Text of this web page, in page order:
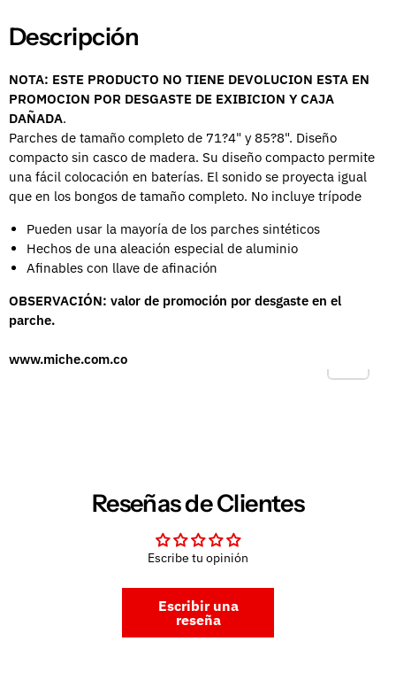
Descripción
NOTA: ESTE PRODUCTO NO TIENE DEVOLUCION ESTA EN
PROMOCION POR DESGASTE DE EXIBICION Y CAJA
DAÑADA.
Parches de tamaño completo de 71?4" y 85?8". Diseño
compacto sin casco de madera. Su diseño compacto permite
una fácil colocación en baterías. El sonido se proyecta igual
que en los bongos de tamaño completo. No incluye trípode
Pueden usar la mayoría de los parches sintéticos
Hechos de una aleación especial de aluminio
Afinables con llave de afinación
OBSERVACIÓN: valor de promoción por desgaste en el
parche.
www.miche.com.co
Reseñas de Clientes
Escribe tu opinión
Escribir una
reseña